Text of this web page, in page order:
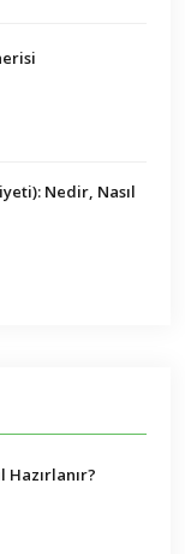
Nedir, Nasıl